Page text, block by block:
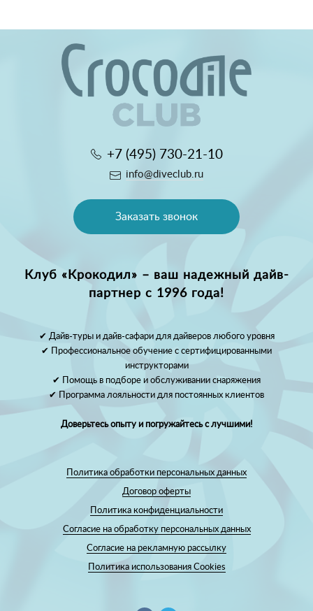
+7 (495) 730-21-10
info@diveclub.ru
Заказать звонок
Клуб «Крокодил» – ваш надежный дайв-
партнер с 1996 года!
✔ Дайв-туры и дайв-сафари для дайверов любого уровня
✔ Профессиональное обучение с сертифицированными
инструкторами
✔ Помощь в подборе и обслуживании снаряжения
✔ Программа лояльности для постоянных клиентов
Доверьтесь опыту и погружайтесь с лучшими!
Политика обработки персональных данных
Договор оферты
Политика конфиденциальности
Согласие на обработку персональных данных
Согласие на рекламную рассылку
Политика использования Cookies